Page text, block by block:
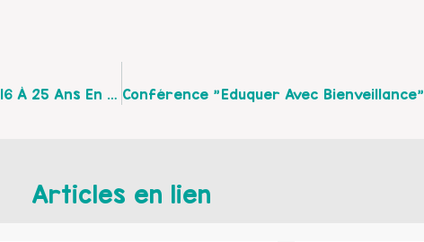
Unis-Cité Antenne De Lens Recrute 72 Jeunes De 16 À 25 Ans En Service Civique De 8 Mois D'octobre 2015 À Juin 2016
Articles en lien